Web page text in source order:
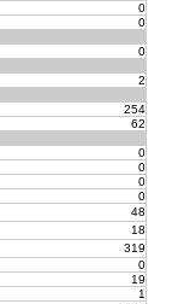
0
0
0
2
254
62
0
0
0
0
48
18
319
0
19
1